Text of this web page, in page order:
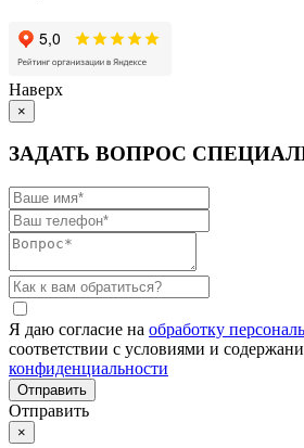
Наверх
×
ЗАДАТЬ ВОПРОС
Я даю согласие на обработку
соответствии с условиями и
конфиденциальности
Отправить
×